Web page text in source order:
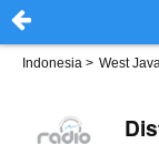
Indonesia > West